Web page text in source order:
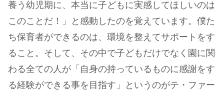
養う幼児期に、本当に子どもに実感してほしいのは
このことだ！」と感動したのを覚えています。僕た
ち保育者ができるのは、環境を整えてサポートをす
ること。そして、その中で子どもだけでなく園に関
わる全ての人が「自身の持っているものに感謝をす
る経験ができる事を目指す」というのがテ・ファー